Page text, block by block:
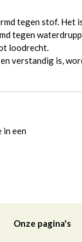
tegen stof. Het
tegen
loodrecht.
verstandig is,
in een
Onze pagina's